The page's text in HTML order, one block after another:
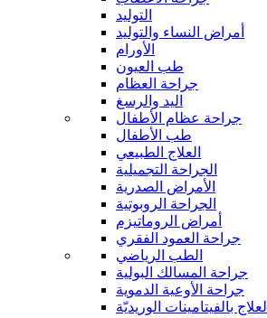
التوليد
أمراض النساء والتوليد
الأورام
طب العيون
جراحة العظام
اليد والرسغ
جراحة عظام الأطفال
طب الأطفال
العلاج الطبيعي
الجراحة التجميلية
الأمراض الصدرية
الجراحة الروبوتية
أمراض الروماتيزم
جراحة العمود الفقري
الطب الرياضي
جراحة المسالك البولية
جراحة الأوعية الدموية
العلاج بالفيتامينات الوريديّة